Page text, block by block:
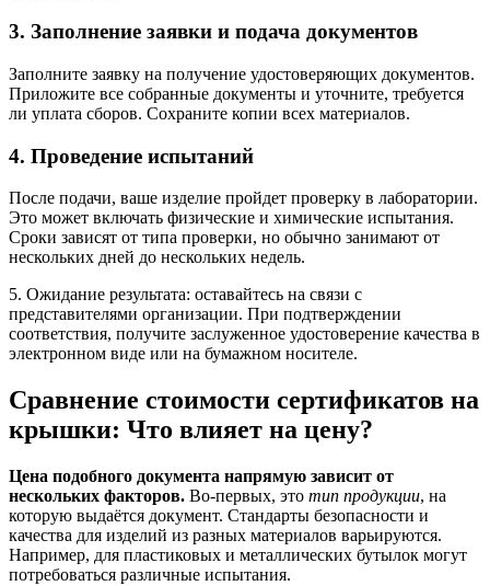
3. Заполнение заявки и подача документов
Заполните заявку на получение удостоверяющих документов.
Приложите все собранные документы и уточните, требуется
ли уплата сборов. Сохраните копии всех материалов.
4. Проведение испытаний
После подачи, ваше изделие пройдет проверку в лаборатории.
Это может включать физические и химические испытания.
Сроки зависят от типа проверки, но обычно занимают от
нескольких дней до нескольких недель.
5. Ожидание результата: оставайтесь на связи с
представителями организации. При подтверждении
соответствия, получите заслуженное удостоверение качества в
электронном виде или на бумажном носителе.
Сравнение стоимости сертификатов на
крышки: Что влияет на цену?
Цена подобного документа напрямую зависит от
нескольких факторов. Во-первых, это тип продукции, на
которую выдаётся документ. Стандарты безопасности и
качества для изделий из разных материалов варьируются.
Например, для пластиковых и металлических бутылок могут
потребоваться различные испытания.